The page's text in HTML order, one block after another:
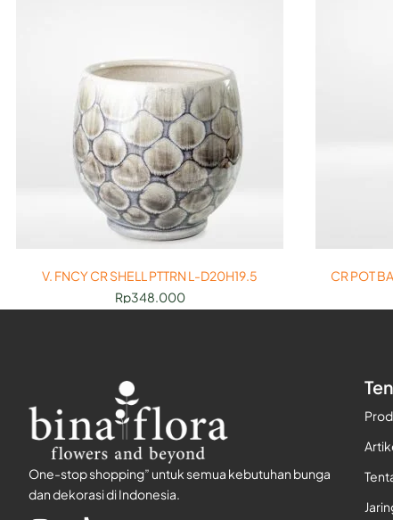
V. FNCY CR SHELL PTTRN L-D20H19.5
Rp348.000
CR POT
One-stop shopping” untuk semua kebutuhan bunga
dan dekorasi di Indonesia.